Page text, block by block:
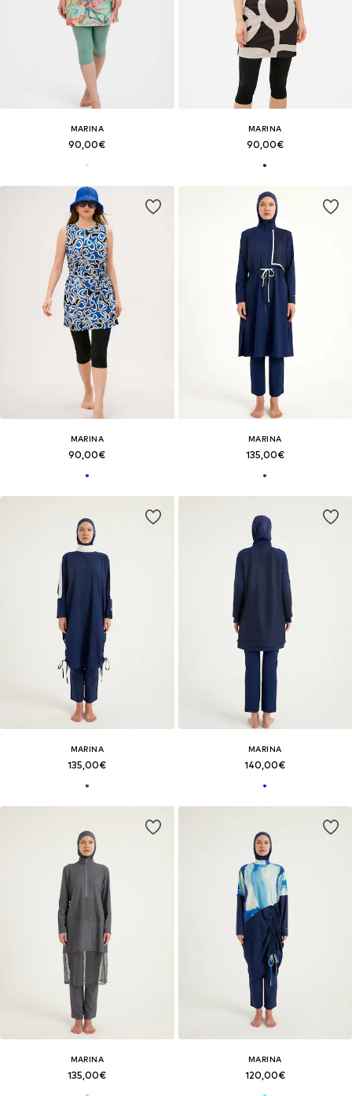
MARINA
90,00€
MARINA
90,00€
MARINA
90,00€
MARINA
135,00€
MARINA
135,00€
MARINA
140,00€
MARINA
135,00€
MARINA
120,00€